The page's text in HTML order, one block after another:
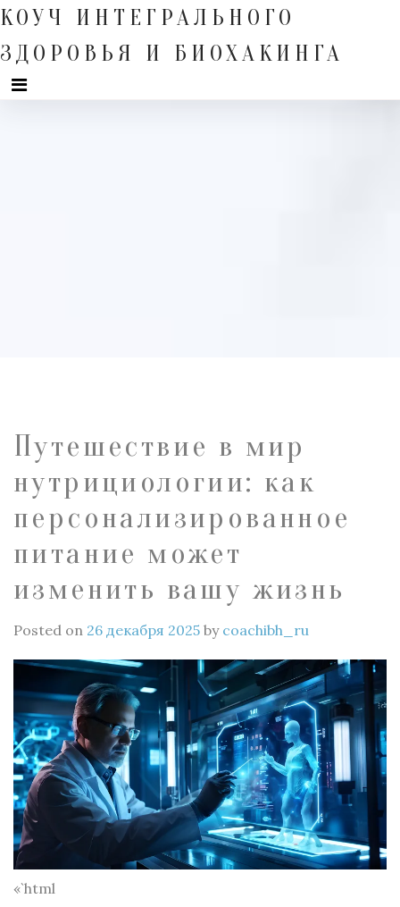
Skip
to
КОУЧ ИНТЕГРАЛЬНОГО
ЗДОРОВЬЯ И БИОХАКИНГА
Путешествие в мир
нутрициологии: как
персонализированное
питание может
изменить вашу жизнь
Posted on 26 декабря 2025 by coachibh_ru
«`html